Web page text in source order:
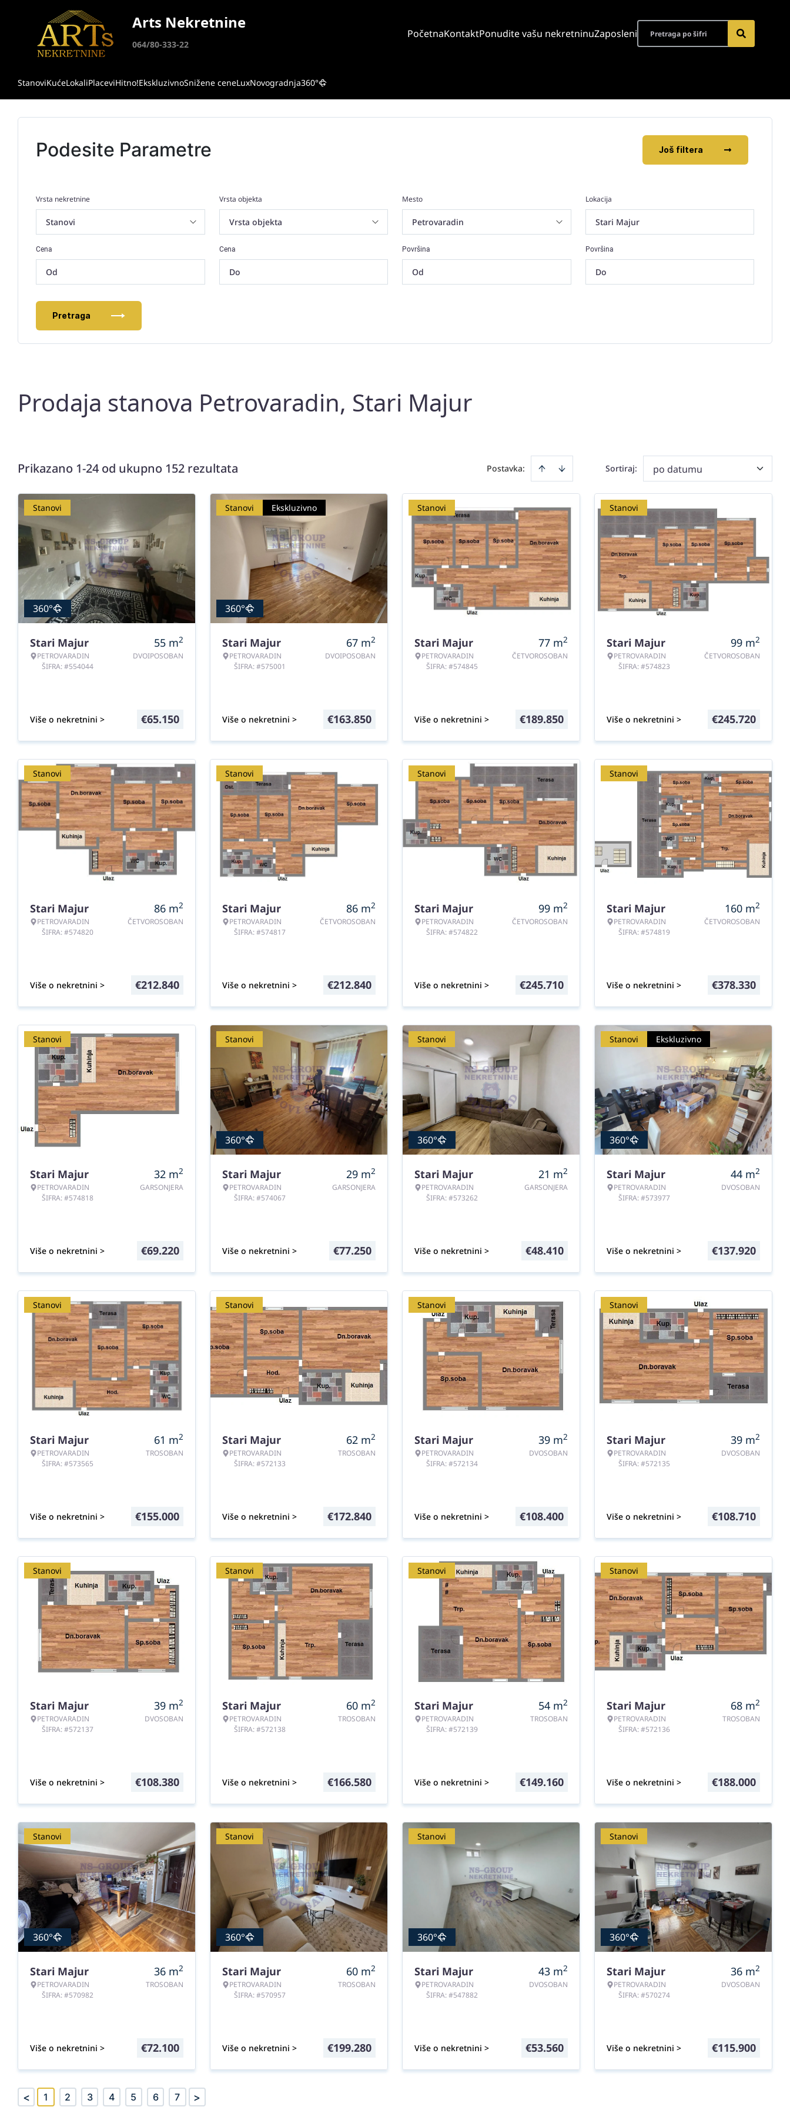
Arts Nekretnine
064/80-333-22
PočetnaKontaktPonudite vašu nekretninuZaposleni
StanoviKućeLokaliPlaceviHitno!EkskluzivnoSnižene ceneLuxNovogradnja360°
Podesite Parametre Još filtera
Vrsta nekretnine Vrsta objekta Mesto Lokacija
Stari Majur
Cena Cena Površina Površina
Pretraga
Prodaja stanova Petrovaradin, Stari Majur
Prikazano 1-24 od ukupno 152 rezultata Postavka: Sortiraj: po datumu
Stanovi
360°
Stari Majur
PETROVARADIN
ŠIFRA: #554044
55 m2
DVOIPOSOBAN
Više o nekretnini > €65.150
Stanovi Ekskluzivno
360°
Stari Majur
PETROVARADIN
ŠIFRA: #575001
67 m2
DVOIPOSOBAN
Više o nekretnini > €163.850
Stanovi
Stari Majur
PETROVARADIN
ŠIFRA: #574845
77 m2
ČETVOROSOBAN
Više o nekretnini > €189.850
Stanovi
Stari Majur
PETROVARADIN
ŠIFRA: #574823
99 m2
ČETVOROSOBAN
Više o nekretnini > €245.720
Stanovi
Stari Majur
PETROVARADIN
ŠIFRA: #574820
86 m2
ČETVOROSOBAN
Više o nekretnini > €212.840
Stanovi
Stari Majur
PETROVARADIN
ŠIFRA: #574817
86 m2
ČETVOROSOBAN
Više o nekretnini > €212.840
Stanovi
Stari Majur
PETROVARADIN
ŠIFRA: #574822
99 m2
ČETVOROSOBAN
Više o nekretnini > €245.710
Stanovi
Stari Majur
PETROVARADIN
ŠIFRA: #574819
160 m2
ČETVOROSOBAN
Više o nekretnini > €378.330
Stanovi
Stari Majur
PETROVARADIN
ŠIFRA: #574818
32 m2
GARSONJERA
Više o nekretnini > €69.220
Stanovi
360°
Stari Majur
PETROVARADIN
ŠIFRA: #574067
29 m2
GARSONJERA
Više o nekretnini > €77.250
Stanovi
360°
Stari Majur
PETROVARADIN
ŠIFRA: #573262
21 m2
GARSONJERA
Više o nekretnini > €48.410
Stanovi Ekskluzivno
360°
Stari Majur
PETROVARADIN
ŠIFRA: #573977
44 m2
DVOSOBAN
Više o nekretnini > €137.920
Stanovi
Stari Majur
PETROVARADIN
ŠIFRA: #573565
61 m2
TROSOBAN
Više o nekretnini > €155.000
Stanovi
Stari Majur
PETROVARADIN
ŠIFRA: #572133
62 m2
TROSOBAN
Više o nekretnini > €172.840
Stanovi
Stari Majur
PETROVARADIN
ŠIFRA: #572134
39 m2
DVOSOBAN
Više o nekretnini > €108.400
Stanovi
Stari Majur
PETROVARADIN
ŠIFRA: #572135
39 m2
DVOSOBAN
Više o nekretnini > €108.710
Stanovi
Stari Majur
PETROVARADIN
ŠIFRA: #572137
39 m2
DVOSOBAN
Više o nekretnini > €108.380
Stanovi
Stari Majur
PETROVARADIN
ŠIFRA: #572138
60 m2
TROSOBAN
Više o nekretnini > €166.580
Stanovi
Stari Majur
PETROVARADIN
ŠIFRA: #572139
54 m2
TROSOBAN
Više o nekretnini > €149.160
Stanovi
Stari Majur
PETROVARADIN
ŠIFRA: #572136
68 m2
TROSOBAN
Više o nekretnini > €188.000
Stanovi
360°
Stari Majur
PETROVARADIN
ŠIFRA: #570982
36 m2
TROSOBAN
Više o nekretnini > €72.100
Stanovi
360°
Stari Majur
PETROVARADIN
ŠIFRA: #570957
60 m2
TROSOBAN
Više o nekretnini > €199.280
Stanovi
360°
Stari Majur
PETROVARADIN
ŠIFRA: #547882
43 m2
DVOSOBAN
Više o nekretnini > €53.560
Stanovi
360°
Stari Majur
PETROVARADIN
ŠIFRA: #570274
36 m2
DVOSOBAN
Više o nekretnini > €115.900
< 1 2 3 4 5 6 7 >